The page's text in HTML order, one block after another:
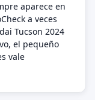
aparece en
a veces
Tucson 2024
el pequeño
vale